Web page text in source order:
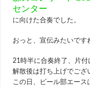
センター
に向けた合奏でした。
おっと、宣伝みたいです
21時半に合奏終了、片付
解散後は打ち上げでござ
この日、ビール部エース